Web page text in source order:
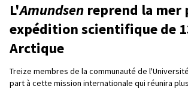
L'Amundsen reprend la mer
expédition scientifique de
Arctique
Treize membres de la communauté de
part à cette mission internationale qui réunira